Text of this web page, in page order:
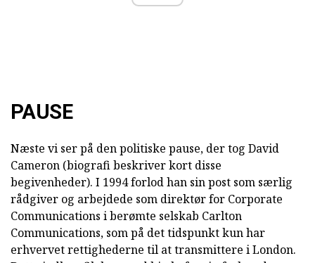
PAUSE
Næste vi ser på den politiske pause, der tog David
Cameron (biografi beskriver kort disse
begivenheder). I 1994 forlod han sin post som særlig
rådgiver og arbejdede som direktør for Corporate
Communications i berømte selskab Carlton
Communications, som på det tidspunkt kun har
erhvervet rettighederne til at transmittere i London.